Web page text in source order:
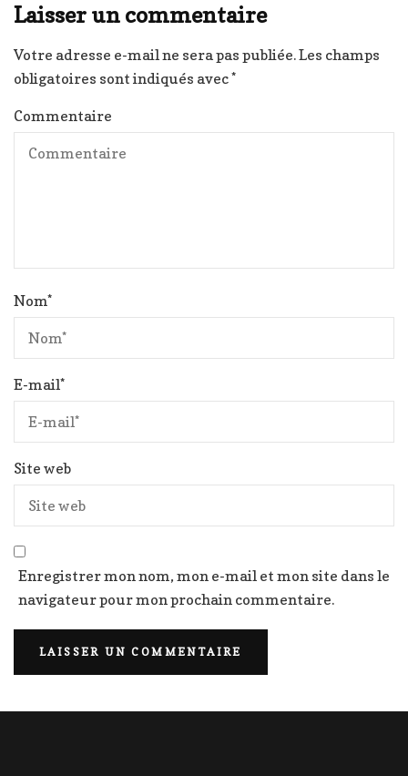
Laisser un commentaire
Votre adresse e-mail ne sera pas publiée.Les champs
obligatoires sont indiqués avec*
Commentaire
Nom*
E-mail*
Site web
Enregistrer mon nom, mon e-mail et mon site dans le
navigateur pour mon prochain commentaire.